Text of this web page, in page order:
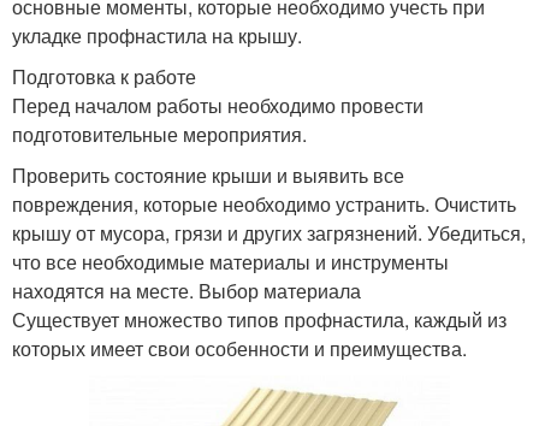
основные моменты, которые необходимо учесть при
укладке профнастила на крышу.
Подготовка к работе
Перед началом работы необходимо провести
подготовительные мероприятия.
Проверить состояние крыши и выявить все
повреждения, которые необходимо устранить. Очистить
крышу от мусора, грязи и других загрязнений. Убедиться,
что все необходимые материалы и инструменты
находятся на месте. Выбор материала
Существует множество типов профнастила, каждый из
которых имеет свои особенности и преимущества.